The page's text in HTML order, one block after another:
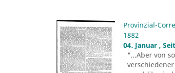
Provinzial-
1882
04. Januar ,
"...Aber von